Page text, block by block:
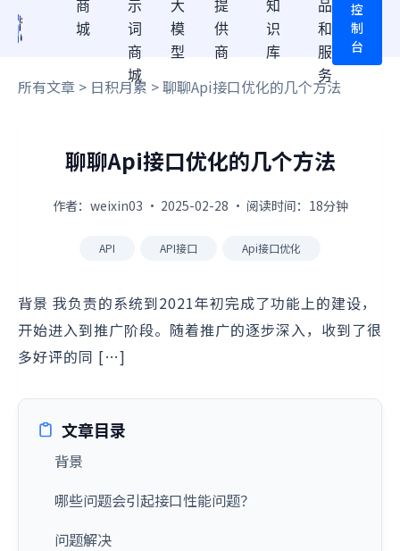
商
城
示
词
商
城
大
模
型
提
供
商
知
识
库
品
和
服
务
控
制
台
所有文章 > 日积月累 > 聊聊Api接口优化的几个方法
聊聊Api接口优化的几个方法
作者：weixin03 · 2025-02-28 · 阅读时间：18分钟
API API接口 Api接口优化
背景 我负责的系统到2021年初完成了功能上的建设，
开始进入到推广阶段。随着推广的逐步深入，收到了很
多好评的同 […]
文章目录
背景
哪些问题会引起接口性能问题？
问题解决